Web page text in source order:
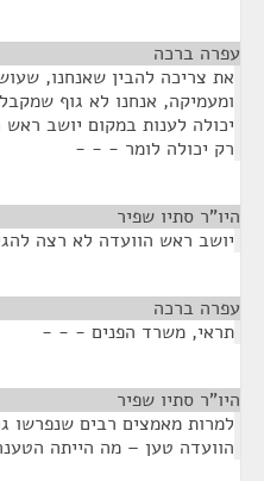
עפרה ברכה
את צריכה להבין שאנחנו,
ומעמיקה, אנחנו לא גוף
יכולה לענות במקום יושב
רק יכולה לומר - - -
היו"ר סתיו שפיר
יושב ראש הוועדה לא רצה
עפרה ברכה
תראי, משרד הפנים - - -
היו"ר סתיו שפיר
למרות מאמצים רבים שנפרשו
הוועדה טען – מה הייתה